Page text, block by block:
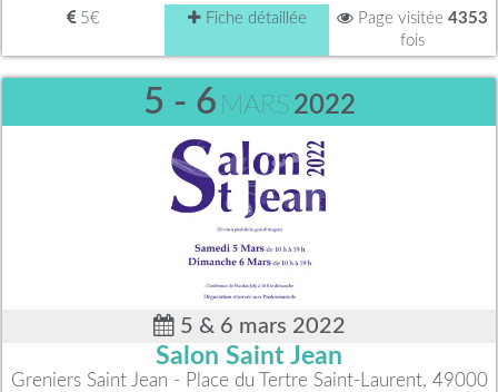
5€ Fiche détaillée Page visitée 4353
fois
5 - 6 MARS 2022
5 & 6 mars 2022
Salon Saint Jean
Greniers Saint Jean - Place du Tertre Saint-Laurent, 49000